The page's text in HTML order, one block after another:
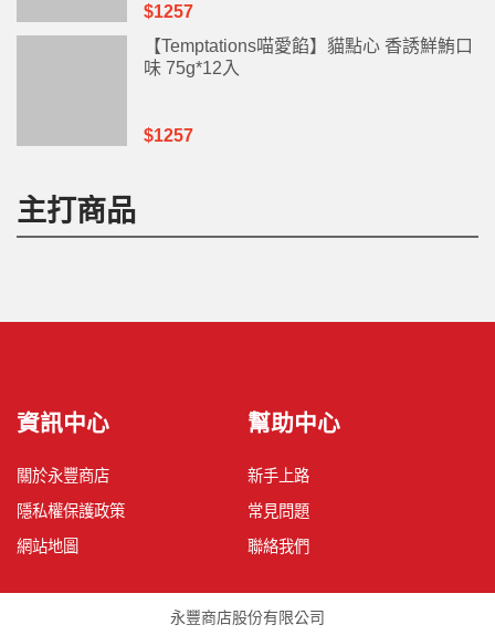
$1257
【Temptations喵愛餡】貓點心 香誘鮮鮪口
味 75g*12入
$1257
主打商品
資訊中心
關於永豐商店
隱私權保護政策
網站地圖
幫助中心
新手上路
常見問題
聯絡我們
永豐商店股份有限公司